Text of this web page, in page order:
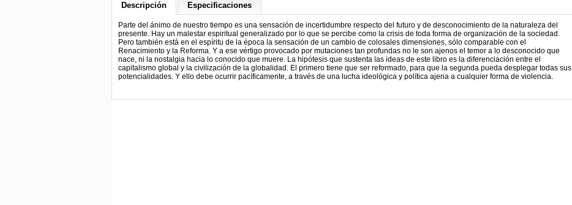
Descripción Especificaciones
Parte del ánimo de nuestro tiempo es una sensación de incertidumbre respecto del futuro y de desconocimiento de la naturaleza del
presente. Hay un malestar espiritual generalizado por lo que se percibe como la crisis de toda forma de organización de la sociedad.
Pero también está en el espíritu de la época la sensación de un cambio de colosales dimensiones, sólo comparable con el
Renacimiento y la Reforma. Y a ese vértigo provocado por mutaciones tan profundas no le son ajenos el temor a lo desconocido que
nace, ni la nostalgia hacia lo conocido que muere. La hipótesis que sustenta las ideas de este libro es la diferenciación entre el
capitalismo global y la civilización de la globalidad. El primero tiene que ser reformado, para que la segunda pueda desplegar todas sus
potencialidades. Y ello debe ocurrir pacíficamente, a través de una lucha ideológica y política ajena a cualquier forma de violencia.